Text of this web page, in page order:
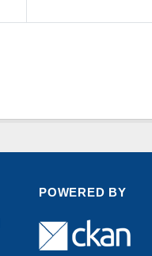
POWERED BY